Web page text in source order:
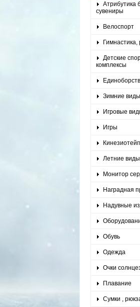
Атрибутика
сувениры
Велоспорт
Гимнастика,
Детские
комплексы
Зимние
Игровые
Игры
Летние
Монитор
Наградная
Надувные
Обувь
Одежда
Очки
Плавание
Сумки ,